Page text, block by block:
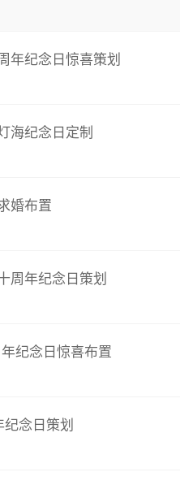
年纪念日惊喜策划
海纪念日定制
婚布置
周年纪念日策划
纪念日惊喜布置
念日策划